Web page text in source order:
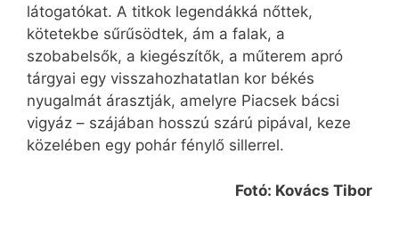
látogatókat. A titkok legendákká nőttek,
kötetekbe sűrűsödtek, ám a falak, a
szobabelsők, a kiegészítők, a műterem apró
tárgyai egy visszahozhatatlan kor békés
nyugalmát árasztják, amelyre Piacsek bácsi
vigyáz – szájában hosszú szárú pipával, keze
közelében egy pohár fénylő sillerrel.
Fotó: Kovács Tibor